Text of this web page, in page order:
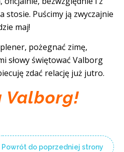
stosie. Puścimy ją zwyczajnie
maj!
pożegnać zimę,
słowy świętować Valborg
zdać relację już jutro.
Valborg!
Powrót do poprzedniej strony